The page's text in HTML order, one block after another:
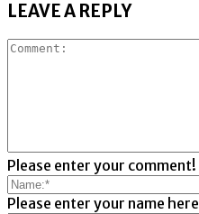
LEAVE A REPLY
Please enter your comment!
Please enter your name here